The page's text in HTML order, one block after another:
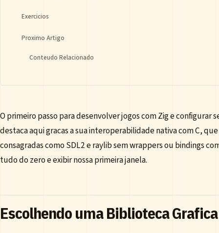
Exercicios
Proximo Artigo
Conteudo Relacionado
O primeiro passo para desenvolver jogos com Zig e configurar
destaca aqui gracas a sua interoperabilidade nativa com C,
consagradas como SDL2 e raylib sem wrappers ou bindings
tudo do zero e exibir nossa primeira janela.
Escolhendo uma Biblioteca Grafica